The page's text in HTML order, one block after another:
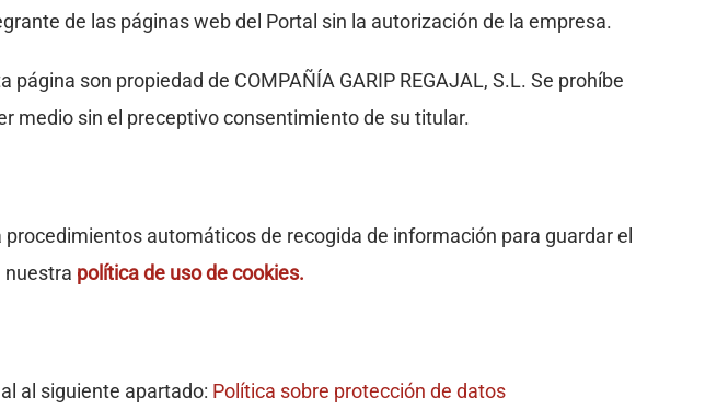
de las páginas web del Portal sin la autorización de la empresa.
son propiedad de COMPAÑÍA GARIP REGAJAL, S.L. Se prohíbe
medio sin el preceptivo consentimiento de su titular.
automáticos de recogida de información para guardar el
nuestra política de uso de cookies.
al siguiente apartado: Política sobre protección de datos